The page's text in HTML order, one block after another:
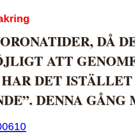
DÅ
ATT
HAR DET
DENNA GÅNG